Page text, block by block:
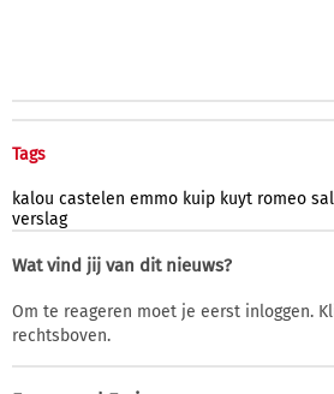
Tags
kalou castelen emmo kuip kuyt romeo
verslag
Wat vind jij van dit nieuws?
Om te reageren moet je eerst inloggen.
rechtsboven.